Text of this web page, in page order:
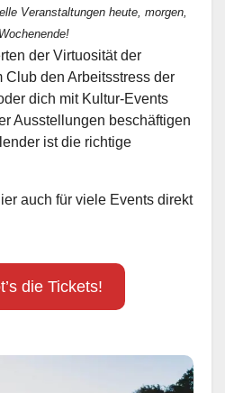
Veranstaltungen heute, morgen,
der Virtuosität der
Club den Arbeitsstress der
dich mit Kultur-Events
Ausstellungen beschäftigen
ist die richtige
auch für viele Events direkt
die Tickets!